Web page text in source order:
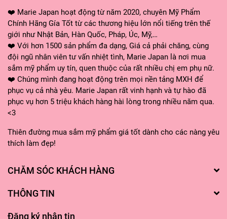
❤️ Marie Japan hoạt động từ năm 2020, chuyên Mỹ Phẩm
Chính Hãng Gía Tốt từ các thương hiệu lớn nổi tiếng trên thế
giới như Nhật Bản, Hàn Quốc, Pháp, Úc, Mỹ,…
❤️ Với hơn 1500 sản phẩm đa dạng, Giá cả phải chăng, cùng
đội ngũ nhân viên tư vấn nhiệt tình, Marie Japan là nơi mua
sắm mỹ phẩm uy tín, quen thuộc của rất nhiều chị em phụ nữ.
❤️ Chúng mình đang hoạt động trên mọi nền tảng MXH để
phục vụ cả nhà yêu. Marie Japan rất vinh hạnh và tự hào đã
phục vụ hơn 5 triệu khách hàng hài lòng trong nhiều năm qua.
<3
Thiên đường mua sắm mỹ phẩm giá tốt dành cho các nàng yêu
thích làm đẹp!
CHĂM SÓC KHÁCH HÀNG
THÔNG TIN
Đăng ký nhận tin